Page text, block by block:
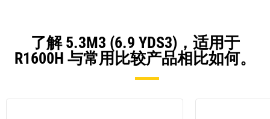
了解 5.3M3 (6.9 YDS3)，适用于
R1600H 与常用比较产品相比如何。